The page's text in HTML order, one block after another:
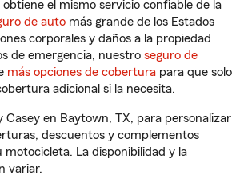
el mismo servicio confiable de la
de auto más grande de los Estados
corporales y daños a la propiedad
de emergencia, nuestro seguro de
más opciones de cobertura para que solo
adicional si la necesita.
Casey en Baytown, TX, para personalizar
descuentos y complementos
motocicleta. La disponibilidad y la
variar.